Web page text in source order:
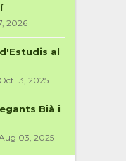
2026
al
Oct 13, 2025
Bià i
03, 2025